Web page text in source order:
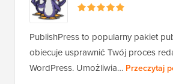
PublishPress to popularny pakiet
obiecuje usprawnić Twój proces
WordPress. Umożliwia… Przeczytaj